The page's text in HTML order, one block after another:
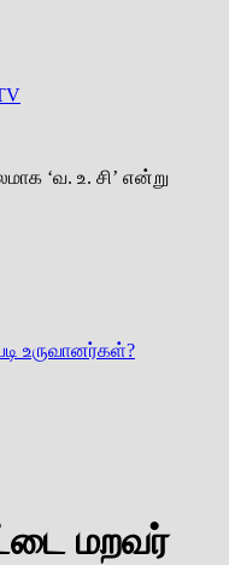
‘வ. உ. சி’ என்று
உருவானர்கள்?
மறவர்